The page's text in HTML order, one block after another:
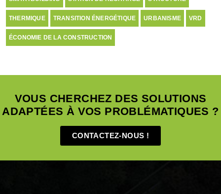
THERMIQUE TRANSITION ÉNERGÉTIQUE URBANISME VRD
ÉCONOMIE DE LA CONSTRUCTION
VOUS CHERCHEZ DES SOLUTIONS
ADAPTÉES À VOS PROBLÉMATIQUES ?
CONTACTEZ-NOUS !